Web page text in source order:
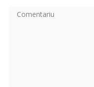
Comentariu